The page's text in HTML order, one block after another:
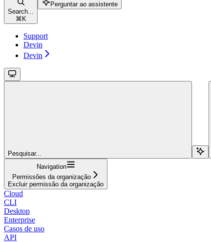
Search...
⌘ K
Perguntar ao assistente
Support
Devin
Devin
Pesquisar...
Navigation
Permissões da organização
Excluir permissão da organização
Cloud
CLI
Desktop
Enterprise
Casos de uso
API